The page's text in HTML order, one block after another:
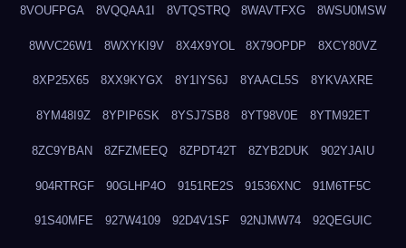
8VOUFPGA 8VQQAA1I 8VTQSTRQ 8WAVTFXG 8WSU0MSW
8WVC26W1 8WXYKI9V 8X4X9YOL 8X79OPDP 8XCY80VZ
8XP25X65 8XX9KYGX 8Y1IYS6J 8YAACL5S 8YKVAXRE
8YM48I9Z 8YPIP6SK 8YSJ7SB8 8YT98V0E 8YTM92ET
8ZC9YBAN 8ZFZMEEQ 8ZPDT42T 8ZYB2DUK 902YJAIU
904RTRGF 90GLHP4O 9151RE2S 91536XNC 91M6TF5C
91S40MFE 927W4109 92D4V1SF 92NJMW74 92QEGUIC